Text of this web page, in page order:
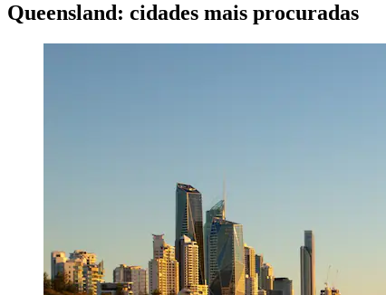
Queensland: cidades mais procuradas